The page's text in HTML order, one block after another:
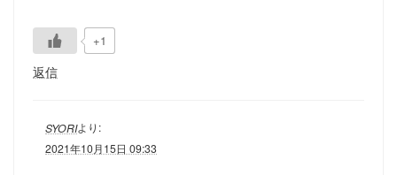
+1
返信
SYORIより:
2021年10月15日 09:33